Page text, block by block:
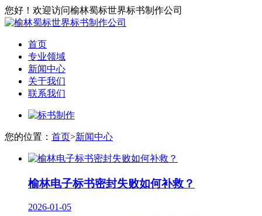
您好！欢迎访问榆林蜀标世界标书制作公司
首页
专业领域
新闻中心
关于我们
联系我们
您的位置： 首页>新闻中心
榆林电子标书密封失败如何补救？
2026-01-05